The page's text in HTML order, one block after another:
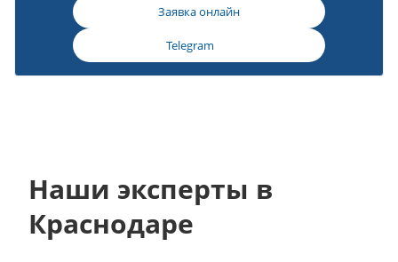
Заявка онлайн
Telegram
Наши эксперты в
Краснодаре